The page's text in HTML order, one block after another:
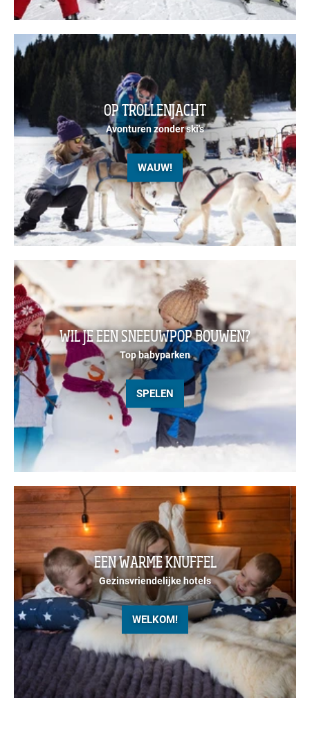
OP TROLLENJACHT
Avonturen zonder ski's
WAUW!
WIL JE EEN SNEEUWPOP BOUWEN?
Top babyparken
SPELEN
EEN WARME KNUFFEL
Gezinsvriendelijke hotels
WELKOM!